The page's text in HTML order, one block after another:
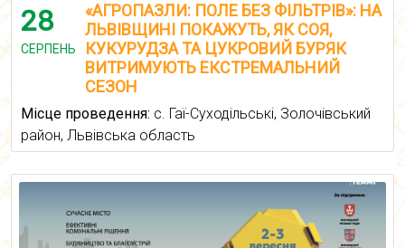
28
СЕРПЕНЬ
«АГРОПАЗЛИ: ПОЛЕ БЕЗ ФІЛЬТРІВ»: НА
ЛЬВІВЩИНІ ПОКАЖУТЬ, ЯК СОЯ,
КУКУРУДЗА ТА ЦУКРОВИЙ БУРЯК
ВИТРИМУЮТЬ ЕКСТРЕМАЛЬНИЙ
СЕЗОН
Місце проведення: с. Гаї-Суходільські, Золочівський
район, Львівська область